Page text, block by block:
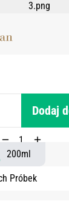
Dodaj
200ml
Próbek